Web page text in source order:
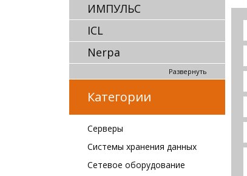
ИМПУЛЬС
ICL
Nerpa
Развернуть
Категории
Серверы
Системы хранения данных
Сетевое оборудование